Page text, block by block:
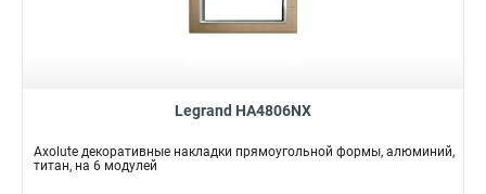
Legrand HA4806NX
Axolute декоративные накладки прямоугольной формы, алюминий,
титан, на 6 модулей